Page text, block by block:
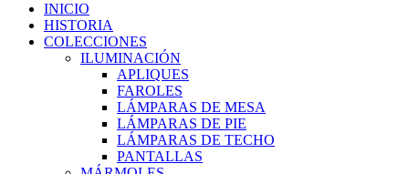
INICIO
HISTORIA
COLECCIONES
ILUMINACIÓN
APLIQUES
FAROLES
LÁMPARAS DE MESA
LÁMPARAS DE PIE
LÁMPARAS DE TECHO
PANTALLAS